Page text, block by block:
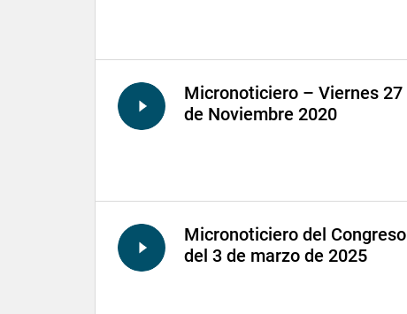
Micronoticiero – Viernes 27
de Noviembre 2020
Micronoticiero del Congreso
del 3 de marzo de 2025